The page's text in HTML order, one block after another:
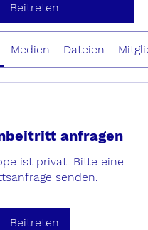
Beitreten
Medien Dateien
anfragen
ist privat. Bitte eine
senden.
Beitreten